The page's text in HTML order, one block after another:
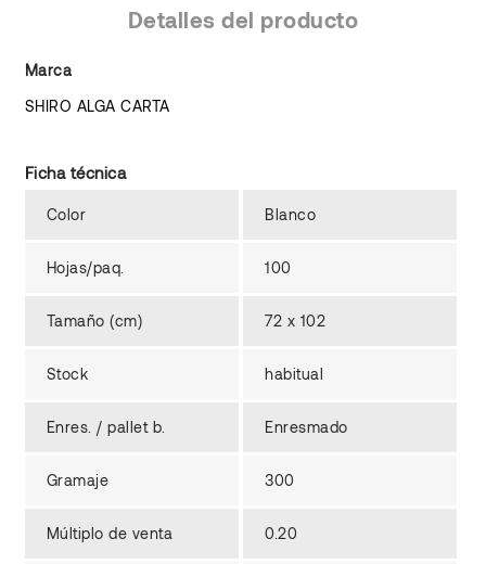
Detalles del producto
Marca
SHIRO ALGA CARTA
Ficha técnica
Color Blanco
Hojas/paq. 100
Tamaño (cm) 72 x 102
Stock habitual
Enres. / pallet b. Enresmado
Gramaje 300
Múltiplo de venta 0.20